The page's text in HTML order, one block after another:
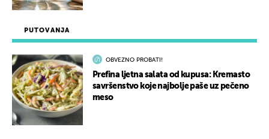
PUTOVANJA
OBVEZNO PROBATI!
Prefina ljetna salata od kupusa: Kremasto
savršenstvo koje najbolje paše uz pečeno
meso